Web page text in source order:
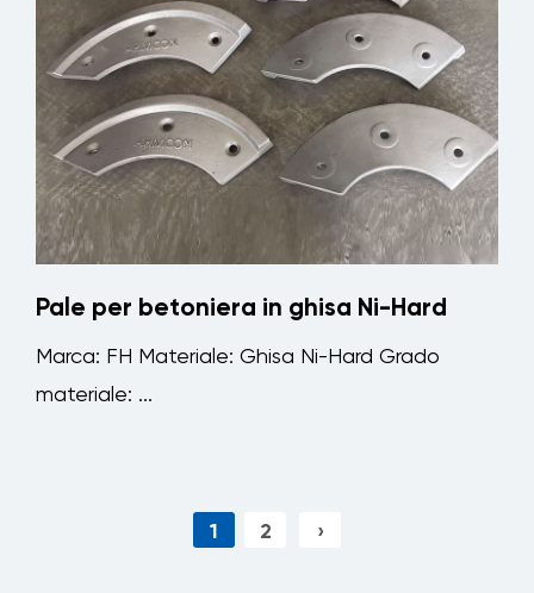
Pale per betoniera in ghisa Ni-Hard
Marca: FH Materiale: Ghisa Ni-Hard Grado
materiale: ...
1 2 ›